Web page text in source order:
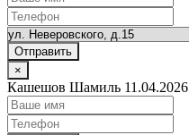
Отправить
×
Кашешов Шамиль 11.04.2026